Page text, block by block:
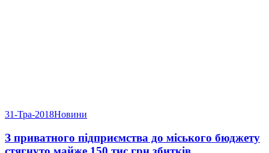
31-Тра-2018Новини
З приватного підприємства до міського бюджету